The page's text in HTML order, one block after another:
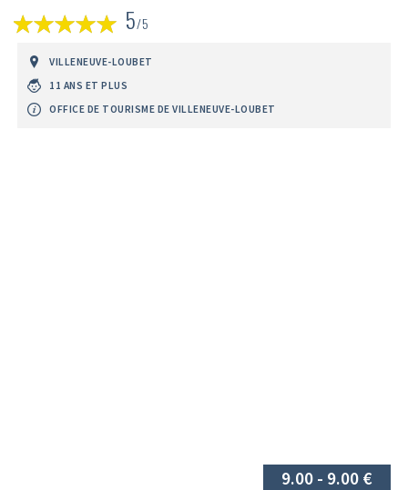
5/5
avis)
VILLENEUVE-LOUBET
11 ANS ET PLUS
OFFICE DE TOURISME DE VILLENEUVE-LOUBET
9.00 - 9.00 €